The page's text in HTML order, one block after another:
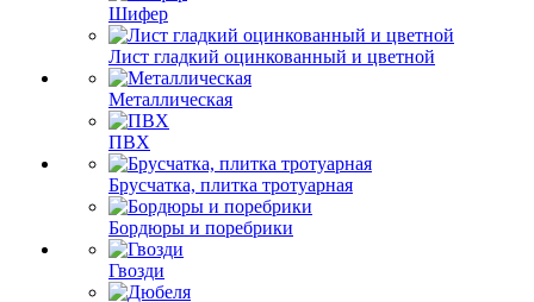
Шифер
Лист гладкий оцинкованный и цветной
Металлическая
ПВХ
Брусчатка, плитка тротуарная
Бордюры и поребрики
Гвозди